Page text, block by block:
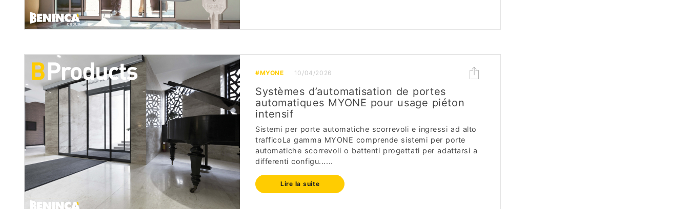
#MYONE 10/04/2026
Systèmes d’automatisation de portes
automatiques MYONE pour usage piéton
intensif
Sistemi per porte automatiche scorrevoli e ingressi ad alto
trafficoLa gamma MYONE comprende sistemi per porte
automatiche scorrevoli o battenti progettati per adattarsi a
differenti configu......
Lire la suite